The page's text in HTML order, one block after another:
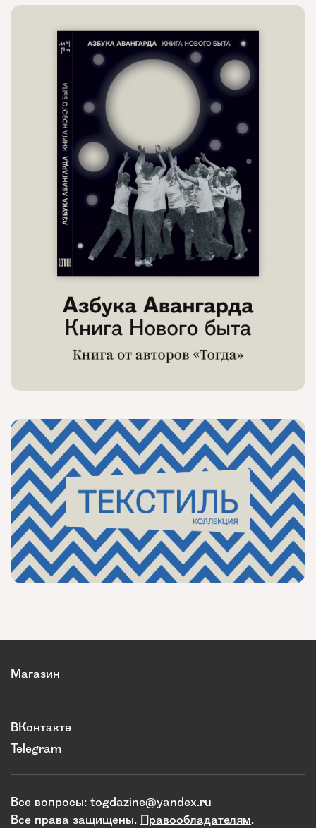
Магазин
ВКонтакте
Telegram
Все вопросы: togdazine@yandex.ru
Все права защищены. Правообладателям.